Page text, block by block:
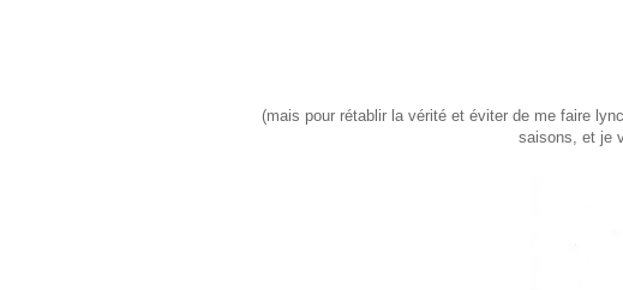
(mais pour rétablir la vérité et éviter de me faire
saisons, et je